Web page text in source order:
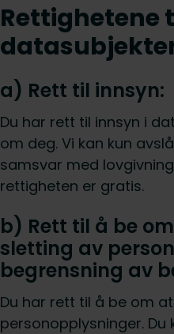
Rettighetene
a) Rett til innsyn:
Du har rett til innsyn i
om deg. Vi kan kun
samsvar med
rettigheten er gratis.
b) Rett til å be
sletting av
begrensning av
Du har rett til å be om
personopplysninger.